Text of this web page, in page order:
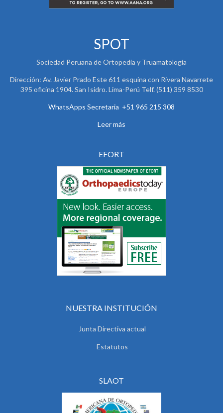
SPOT
Sociedad Peruana de Ortopedia y Truamatología
Dirección: Av. Javier Prado Este 611 esquina con Rivera Navarrete
395 oficina 1904. San Isidro. Lima-Perú Telf. (511) 359 8530
WhatsApps Secretaria +51 965 215 308
Leer más
EFORT
NUESTRA INSTITUCIÓN
Junta Directiva actual
Estatutos
SLAOT